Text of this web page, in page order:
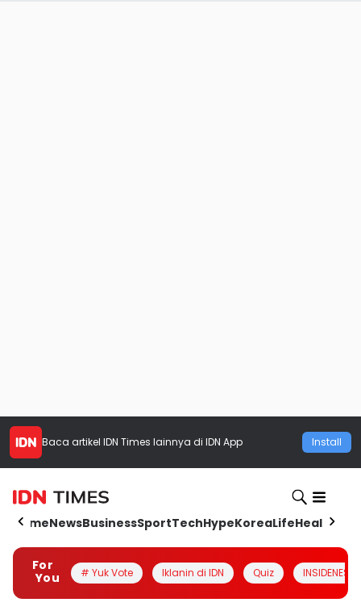
Baca artikel IDN Times lainnya di IDN App Install
HomeNewsBusinessSportTechHypeKoreaLifeHealth
For
You
# Yuk Vote Iklanin di IDN Quiz INSIDENESIA